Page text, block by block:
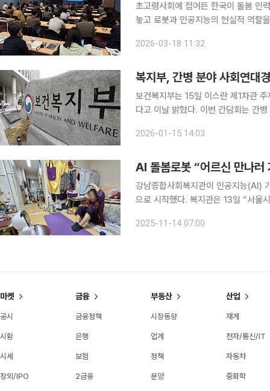
초고령사회에 접어든 한국이 돌봄 인
놓고 로봇과 인공지능의 현실적 역할
삶의 질과 돌봄 체계를 어떻게 바꿀
2026-03-18 11:32
복지부, 간병 분야 사회연대
보건복지부는 15일 이스란 제1차관
다고 이날 밝혔다. 이번 간담회는 간
회문제 해결 주체이자 정부의 손길이
2026-01-15 14:03
AI 돌봄로봇 “어르신 만나러
강남종합사회복지관이 인공지능(AI)
으로 시작했다. 복지관은 13일 “서울
20명과 건강지킴이 10명이 1대2 방
2025-11-14 07:00
마켓
공시
시황
시세
장외/IPO
금융
금융정책
은행
보험
2금융
부동산
시장동향
업계
정책
분양
산업
재계
전자/통신/IT
자동차
중화학